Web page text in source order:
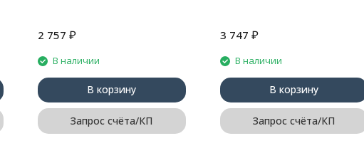
2 757 ₽
В наличии
В корзину
Запрос счёта/КП
3 747 ₽
В наличии
В корзину
Запрос счёта/КП